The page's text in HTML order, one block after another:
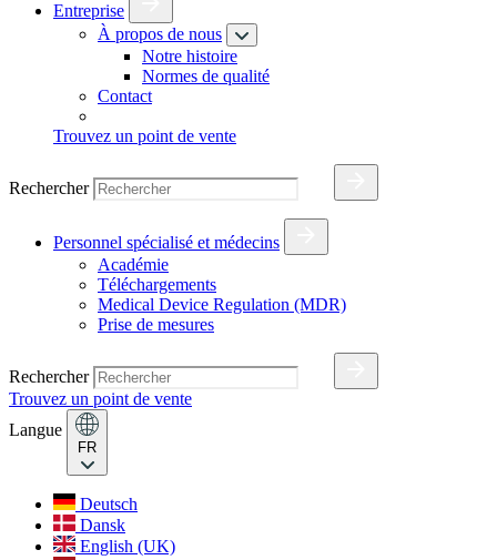
Entreprise
À propos de nous
Notre histoire
Normes de qualité
Contact
Trouvez un point de vente
Rechercher
Personnel spécialisé et médecins
Académie
Téléchargements
Medical Device Regulation (MDR)
Prise de mesures
Rechercher
Trouvez un point de vente
Langue
FR
Deutsch
Dansk
English (UK)